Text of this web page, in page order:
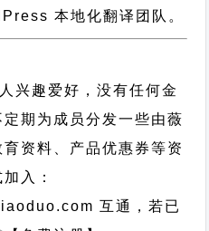
本地化翻译团队。
兴趣爱好，没有任何金
期为成员分发一些由薇
资料、产品优惠券等资
入：
互通，若已